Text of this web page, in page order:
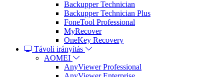
Backupper Technician
Backupper Technician Plus
FoneTool Professional
MyRecover
OneKey Recovery
Távoli irányítás
AOMEI
AnyViewer Professional